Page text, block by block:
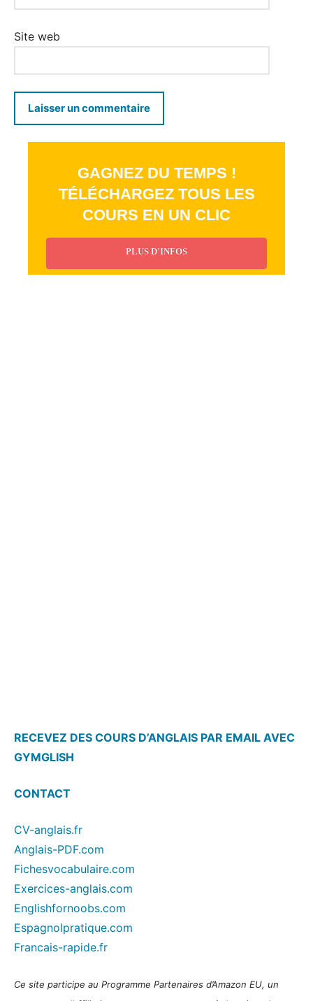
Site web
GAGNEZ DU TEMPS !
TÉLÉCHARGEZ TOUS LES
COURS EN UN CLIC
PLUS D'INFOS
RECEVEZ DES COURS D’ANGLAIS PAR EMAIL AVEC
GYMGLISH
CONTACT
CV-anglais.fr
Anglais-PDF.com
Fichesvocabulaire.com
Exercices-anglais.com
Englishfornoobs.com
Espagnolpratique.com
Francais-rapide.fr
Ce site participe au Programme Partenaires d’Amazon EU, un